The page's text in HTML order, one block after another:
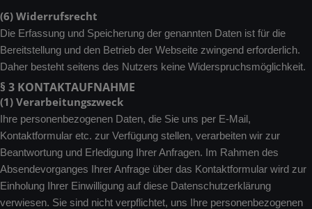
(6) Widerrufsrecht
Die Erfassung und Speicherung der genannten Daten ist für die
Bereitstellung und den Betrieb der Webseite zwingend erforderlich.
Daher besteht seitens des Nutzers keine Widerspruchsmöglichkeit.
§ 3 KONTAKTAUFNAHME
(1) Verarbeitungszweck
Ihre personenbezogenen Daten, die Sie uns per E-Mail,
Kontaktformular etc. zur Verfügung stellen, verarbeiten wir zur
Beantwortung und Erledigung Ihrer Anfragen. Im Rahmen des
Absendevorganges Ihrer Anfrage über das Kontaktformular wird zur
Einholung Ihrer Einwilligung auf diese Datenschutzerklärung
verwiesen. Sie sind nicht verpflichtet, uns Ihre personenbezogenen